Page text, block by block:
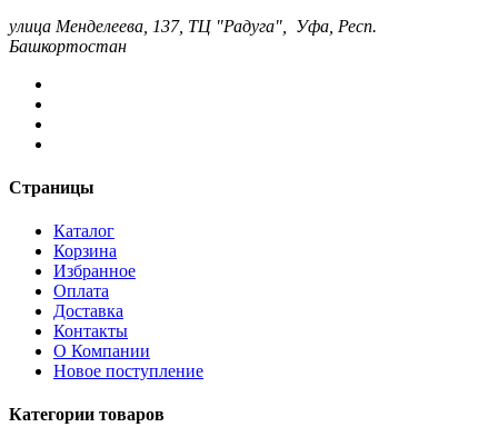
улица Менделеева, 137, ТЦ "Радуга", Уфа, Респ.
Башкортостан
Страницы
Каталог
Корзина
Избранное
Оплата
Доставка
Контакты
О Компании
Новое поступление
Категории товаров